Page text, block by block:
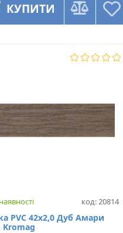
КУПИТИ
код: 20814
PVC 42х2,0 Дуб Амари
Kromag